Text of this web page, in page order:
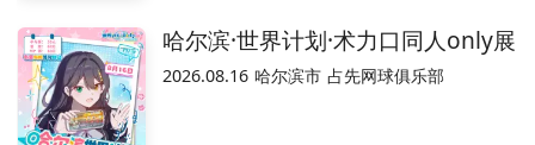
Gzyxt
哈尔滨·世界计划·术力口同人only展
2026.08.16 哈尔滨市 占先网球俱乐部